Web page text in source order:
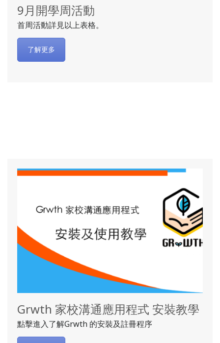
9月開學周活動
首周活動詳見以上表格。
了解更多
Grwth 家校溝通應用程式 安裝教學
點擊進入了解Grwth 的安裝及註冊程序